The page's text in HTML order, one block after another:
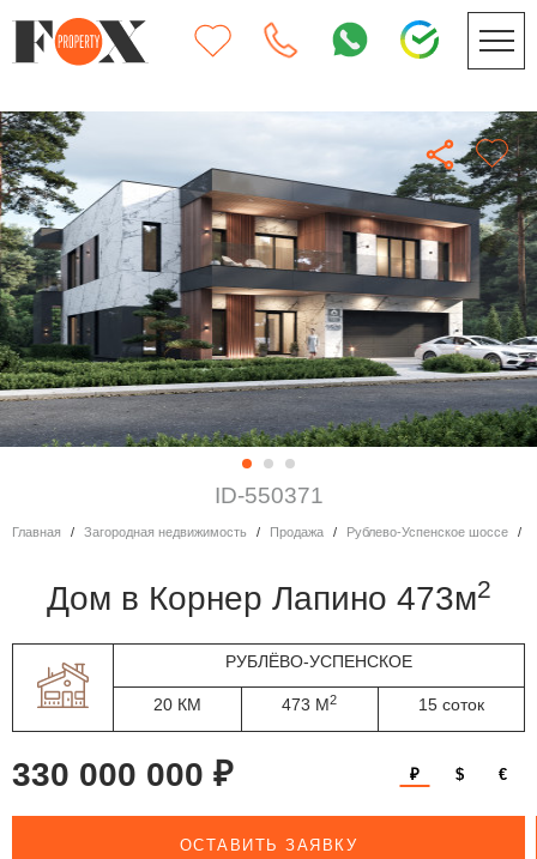
ID-550371
Главная Загородная недвижимость Продажа Рублево-Успенское шоссе
дом в Корнер Лапино 473м2
РУБЛЁВО-УСПЕНСКОЕ
20 КМ 473 М2 15 соток
330 000 000 ₽ ₽ $ €
ОСТАВИТЬ ЗАЯВКУ